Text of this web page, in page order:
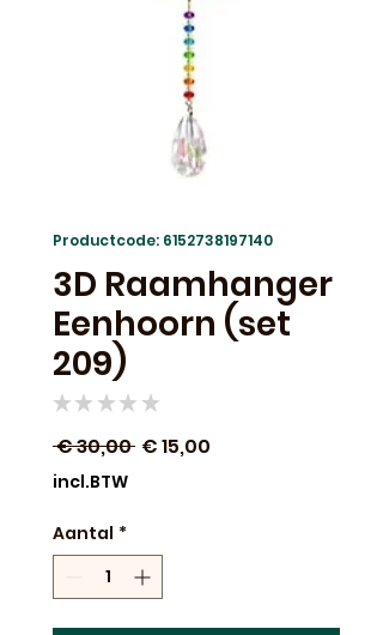
Productcode: 6152738197140
3D Raamhanger
Eenhoorn (set
209)
★ ★ ★ ★ ★
€ 30,00 Normale
€ 15,00
incl.BTW
Aantal *